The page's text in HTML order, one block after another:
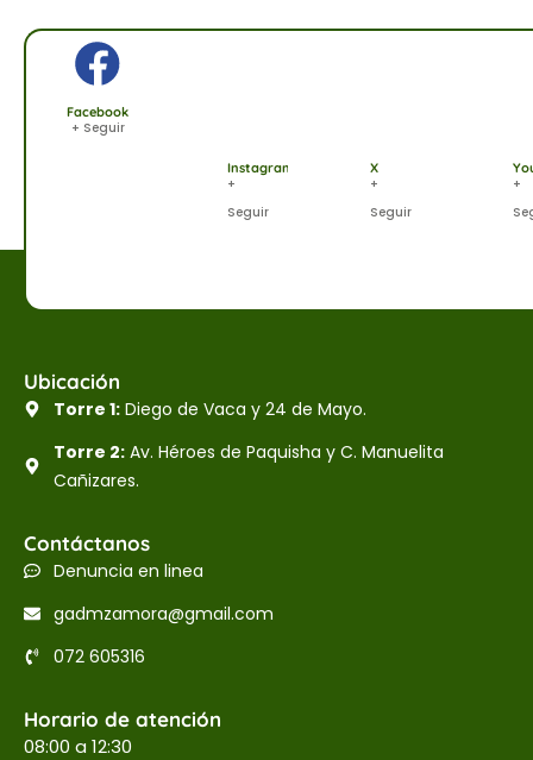
Facebook
+ Seguir
Instagram
+
Seguir
X
+
Seguir
+
Ubicación
Torre 1:Diego de Vaca y 24 de Mayo.
Torre 2:Av. Héroes de Paquisha y C. Manuelita
Cañizares.
Contáctanos
Denuncia en linea
gadmzamora@gmail.com
072 605316
Horario de atención
08:00 a 12:30